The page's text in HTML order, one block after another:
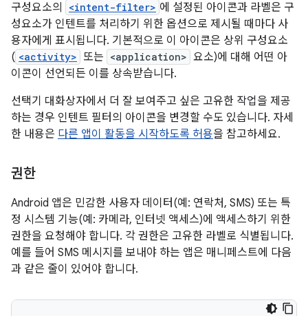
구성요소의 <intent-filter> 에 설정된 아이콘과 라벨은 구
성요소가 인텐트를 처리하기 위한 옵션으로 제시될 때마다 사
용자에게 표시됩니다. 기본적으로 이 아이콘은 상위 구성요소
( <activity> 또는 <application> 요소)에 대해 어떤 아
이콘이 선언되든 이를 상속받습니다.
선택기 대화상자에서 더 잘 보여주고 싶은 고유한 작업을 제공
하는 경우 인텐트 필터의 아이콘을 변경할 수도 있습니다. 자세
한 내용은 다른 앱이 활동을 시작하도록 허용을 참고하세요.
권한
Android 앱은 민감한 사용자 데이터(예: 연락처, SMS) 또는 특
정 시스템 기능(예: 카메라, 인터넷 액세스)에 액세스하기 위한
권한을 요청해야 합니다. 각 권한은 고유한 라벨로 식별됩니다.
예를 들어 SMS 메시지를 보내야 하는 앱은 매니페스트에 다음
과 같은 줄이 있어야 합니다.